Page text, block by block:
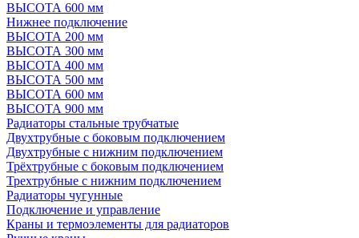
ВЫСОТА 600 мм
Нижнее подключение
ВЫСОТА 200 мм
ВЫСОТА 300 мм
ВЫСОТА 400 мм
ВЫСОТА 500 мм
ВЫСОТА 600 мм
ВЫСОТА 900 мм
Радиаторы стальные трубчатые
Двухтрубные с боковым подключением
Двухтрубные с нижним подключением
Трёхтрубные с боковым подключением
Трехтрубные с нижним подключением
Радиаторы чугунные
Подключение и управление
Краны и термоэлементы для радиаторов